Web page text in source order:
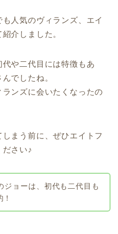
人気のヴィランズ、エイ
介しました。
や二代目には特徴もあ
でしたね。
ンズに会いたくなったの
まう前に、ぜひエイトフ
ださい♪
ジョーは、 初代も二代目も